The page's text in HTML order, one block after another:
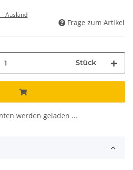
- Ausland
Frage zum Artikel
Stück
werden geladen ...